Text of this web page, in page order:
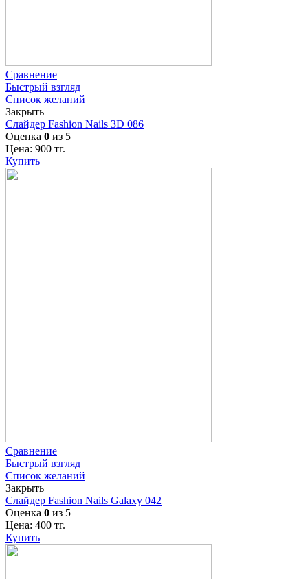
Сравнение
Быстрый взгляд
Список желаний
Закрыть
Слайдер Fashion Nails 3D 086
Оценка 0 из 5
Цена: 900 тг.
Купить
Сравнение
Быстрый взгляд
Список желаний
Закрыть
Слайдер Fashion Nails Galaxy 042
Оценка 0 из 5
Цена: 400 тг.
Купить